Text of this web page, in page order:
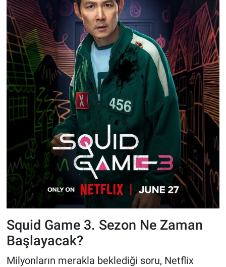
Squid Game 3. Sezon Ne Zaman
Başlayacak?
Milyonların merakla beklediği soru, Netflix
Programlar
Sağlık
Spor
Teknoloji
Türkiye'nin Geleceği
Türkiye'nin Gündemi
Yerel Gündem
Yerel Yaşam
Canlı Yayın